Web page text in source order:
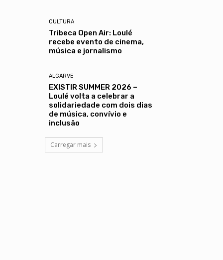
CULTURA
Tribeca Open Air: Loulé
recebe evento de cinema,
música e jornalismo
ALGARVE
EXISTIR SUMMER 2026 –
Loulé volta a celebrar a
solidariedade com dois dias
de música, convívio e
inclusão
Carregar mais